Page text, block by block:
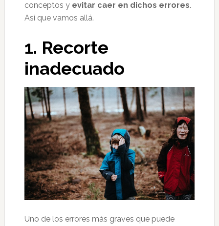
conceptos y evitar caer en dichos errores.
Así que vamos allá.
1. Recorte
inadecuado
Uno de los errores más graves que puede